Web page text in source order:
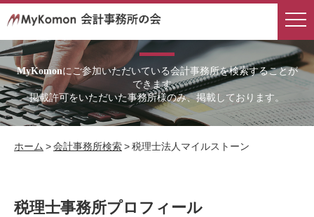
MyKomonにご参加いただいている会計事務所を検索することが
できます。
掲載許可をいただいた事務所様のみ、掲載しております。
ホーム >会計事務所検索>税理士法人マイルストーン
税理士事務所プロフィール